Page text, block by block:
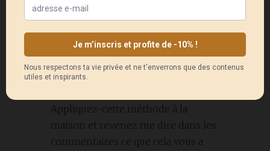
doit manger tout en lui laissant le
procéder.
Appliquez-cette méthode à la
maison et revenez me dire dans les
commentaires ce que cela vous a